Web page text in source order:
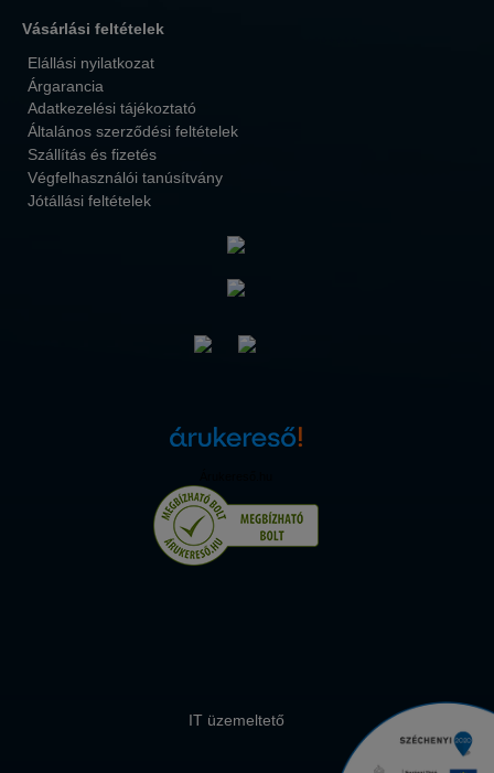
Vásárlási feltételek
Elállási nyilatkozat
Árgarancia
Adatkezelési tájékoztató
Általános szerződési feltételek
Szállítás és fizetés
Végfelhasználói tanúsítvány
Jótállási feltételek
IT üzemeltető